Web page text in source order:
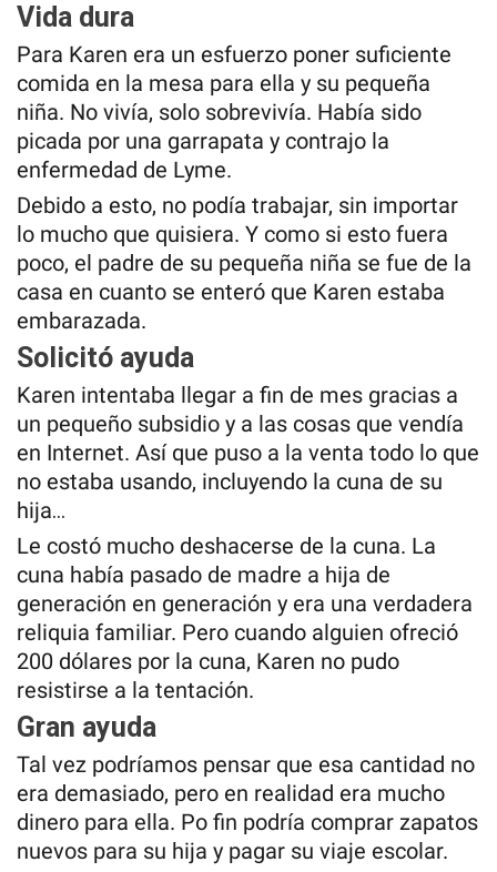
Vida dura
Para Karen era un esfuerzo poner suficiente
comida en la mesa para ella y su pequeña
niña. No vivía, solo sobrevivía. Había sido
picada por una garrapata y contrajo la
enfermedad de Lyme.
Debido a esto, no podía trabajar, sin importar
lo mucho que quisiera. Y como si esto fuera
poco, el padre de su pequeña niña se fue de la
casa en cuanto se enteró que Karen estaba
embarazada.
Solicitó ayuda
Karen intentaba llegar a fin de mes gracias a
un pequeño subsidio y a las cosas que vendía
en Internet. Así que puso a la venta todo lo que
no estaba usando, incluyendo la cuna de su
hija…
Le costó mucho deshacerse de la cuna. La
cuna había pasado de madre a hija de
generación en generación y era una verdadera
reliquia familiar. Pero cuando alguien ofreció
200 dólares por la cuna, Karen no pudo
resistirse a la tentación.
Gran ayuda
Tal vez podríamos pensar que esa cantidad no
era demasiado, pero en realidad era mucho
dinero para ella. Po fin podría comprar zapatos
nuevos para su hija y pagar su viaje escolar.